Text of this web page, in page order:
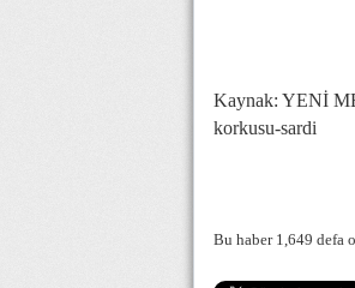
Kaynak: YENİ
korkusu-sardi
Bu haber 1,649 defa